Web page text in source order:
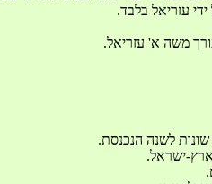
עזריאל בלבד.
משה א' עזריאל.